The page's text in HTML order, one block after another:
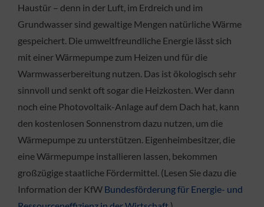
Haustür – denn in der Luft, im Erdreich und im
Grundwasser sind gewaltige Mengen natürliche Wärme
gespeichert. Die umweltfreundliche Energie lässt sich
mit einer Wärmepumpe zum Heizen und für die
Warmwasserbereitung nutzen. Das ist ökologisch sehr
sinnvoll und senkt oft sogar die Heizkosten. Wer dann
noch eine Photovoltaik-Anlage auf dem Dach hat, kann
den kostenlosen Sonnenstrom dazu nutzen, um die
Wärmepumpe zu unterstützen. Eigenheimbesitzer, die
eine Wärmepumpe installieren lassen, bekommen
großzügige staatliche Fördermittel. (Lesen Sie dazu die
Information der KfW Bundesförderung für Energie- und